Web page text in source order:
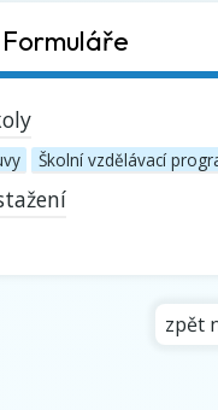
Školní vzdělávací
zpět